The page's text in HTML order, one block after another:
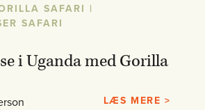
SAFARI |
SAFARI
i Uganda med Gorilla
LÆS MERE >